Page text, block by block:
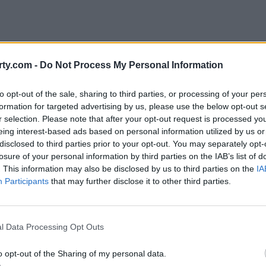
- Do Not Process My Personal Information
opt-out of the sale, sharing to third parties, or processing of your
for targeted advertising by us, please use the below opt-out
selection. Please note that after your opt-out request is processed
interest-based ads based on personal information utilized by us
to third parties prior to your opt-out. You may separately
of your personal information by third parties on the IAB’s list of
This information may also be disclosed by us to third parties on the
Participants that may further disclose it to other third parties.
Data Processing Opt Outs
opt-out of the Sharing of my personal data.
ημερολόγιο που ετοίμασε μαζί
το αποτέλεσμα μιας δύσκολης χρονιάς,
ιατρικές δοκιμασίες.
μπικίνι, ενώ στο πλευρό της στεκόταν ο Ντόνι
Blue», σε εξαιρετική φυσική κατάσταση,